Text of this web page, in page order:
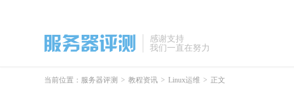
感谢支持
我们一直在努力
当前位置： 服务器评测 > 教程资讯 > Linux运维 > 正文